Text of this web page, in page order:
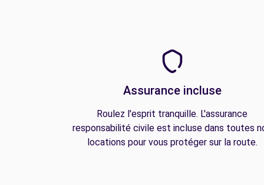
Assurance incluse
Roulez l'esprit tranquille. L'assurance
responsabilité civile est incluse dans toutes
locations pour vous protéger sur la route.